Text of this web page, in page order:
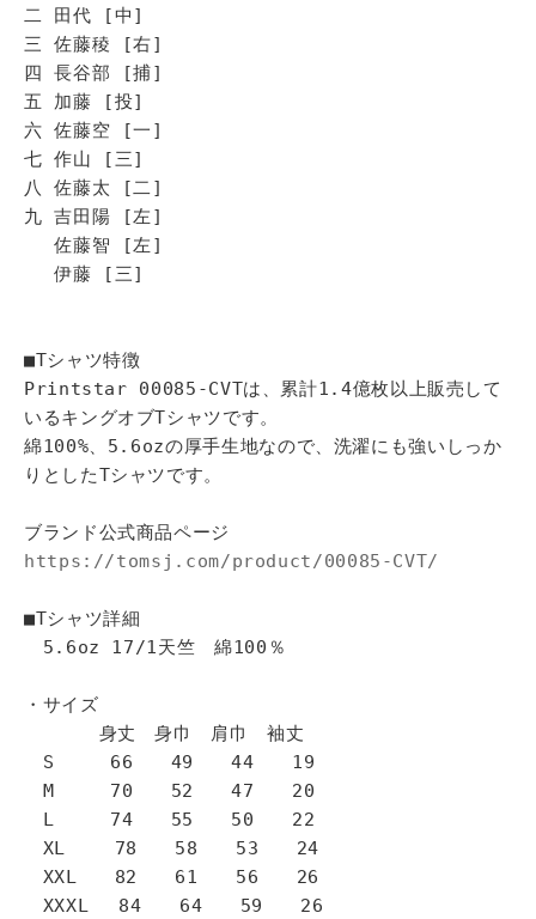
二 田代 [中]
三 佐藤稜 [右]
四 長谷部 [捕]
五 加藤 [投]
六 佐藤空 [一]
七 作山 [三]
八 佐藤太 [二]
九 吉田陽 [左]
佐藤智 [左]
伊藤 [三]
■Tシャツ特徴
Printstar 00085-CVTは、累計1.4億枚以上販売して
いるキングオブTシャツです。
綿100%、5.6ozの厚手生地なので、洗濯にも強いしっか
りとしたTシャツです。
ブランド公式商品ページ
https://tomsj.com/product/00085-CVT/
■Tシャツ詳細
5.6oz 17/1天竺 綿100％
・サイズ
身丈 身巾 肩巾 袖丈
S 66 49 44 19
M 70 52 47 20
L 74 55 50 22
XL 78 58 53 24
XXL 82 61 56 26
XXXL 84 64 59 26